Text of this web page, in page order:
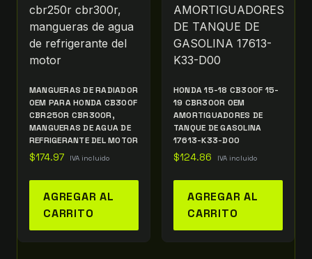
MANGUERAS DE RADIADOR
OEM PARA HONDA CB300F
CBR250R CBR300R,
MANGUERAS DE AGUA DE
REFRIGERANTE DEL MOTOR
$174.97 IVA incluido
AGREGAR AL
CARRITO
HONDA 15-18 CB300F 15-
19 CBR300R OEM
AMORTIGUADORES DE
TANQUE DE GASOLINA
17613-K33-D00
$124.86 IVA incluido
AGREGAR AL
CARRITO